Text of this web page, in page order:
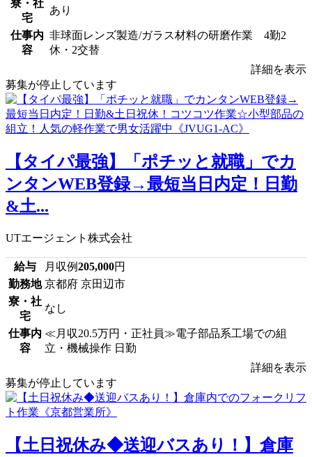
寮・社
宅
あり
仕事内
容
非球面レンズ製造/ガラス材料の研磨作業 4勤2
休・2交替
詳細を表示
募集が停止しています
【タイパ最強】「ポチッと就職」でカ
ンタンWEB登録→最短当日内定！日勤
&土...
UTエージェント株式会社
給与 月収例205,000円
勤務地 京都府 京田辺市
寮・社
宅
なし
仕事内
容
≪月収20.5万円・正社員≫電子部品系工場での組
立・機械操作 日勤
詳細を表示
募集が停止しています
【土日祝休み◆送迎バスあり！】倉庫